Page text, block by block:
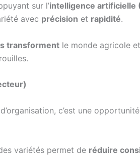
sur l’intelligence artificielle
avec précision et rapidité.
transforment le monde agricole et
c’est une opportunité
variétés permet de réduire